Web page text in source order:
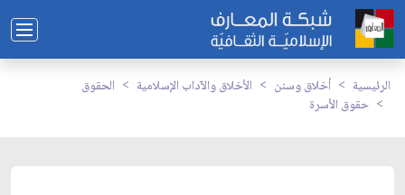
الرئيسية أخلاق وسنن الأخلاق والآداب الإسلامية
الحقوق
حقوق الأسرة